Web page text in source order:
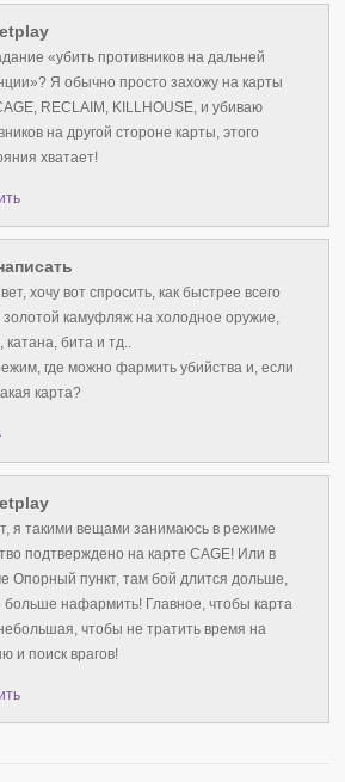
«убить противников на дальней
Я обычно просто захожу на карты
RECLAIM, KILLHOUSE, и убиваю
на другой стороне карты, этого
хватает!
хочу вот спросить, как быстрее всего
золотой камуфляж на холодное оружие,
катана, бита и тд..
где можно фармить убийства и, если
карта?
я такими вещами занимаюсь в режиме
подтверждено на карте CAGE! Или в
Опорный пункт, там бой длится дольше,
больше нафармить! Главное, чтобы карта
чтобы не тратить время на
и поиск врагов!